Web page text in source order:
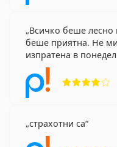
Всичко беше лесно
беше приятна. Не
изпратена в
страхотни са